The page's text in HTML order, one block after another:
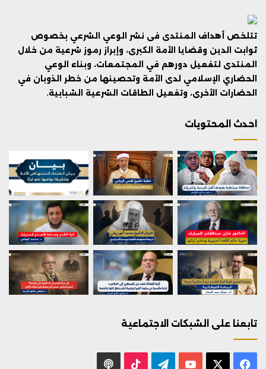
تتلخص أهداف المنتدى فى نشر الوعي الشرعي بخصوص
ثوابت الدين وقضايا الأمة الكبرى، وإبراز رموز شرعية من خلال
المنتدى لتفعيل دورهم في المجتمعات، وبناء الوعي
الحضاري الإسلامي لدى الأمة وتحصينها من خطر الذوبان في
الحضارات الأخرى، وتفعيل الطاقات الشرعية الشبابية.
احدث المحتويات
تابعنا على الشبكات الاجتماعية
فيسبوك يوتيوب تيلقرام ‫TikTok